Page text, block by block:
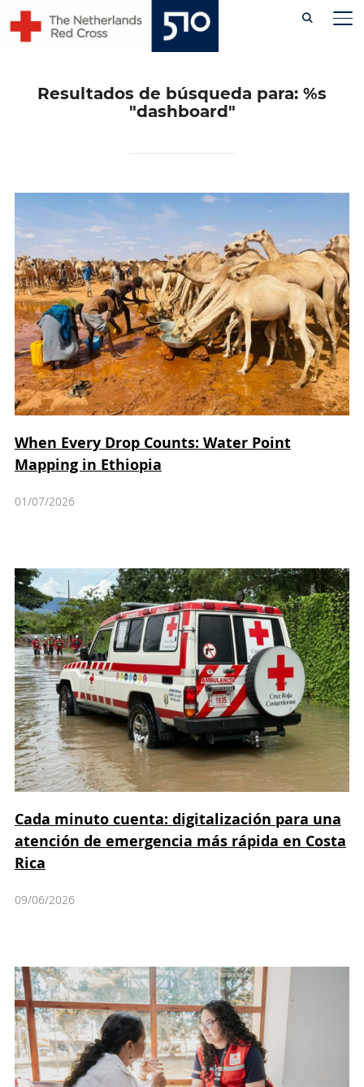
content
Resultados de búsqueda para: %s
"dashboard"
When Every Drop Counts: Water Point
Mapping in Ethiopia
01/07/2026
Cada minuto cuenta: digitalización para una
atención de emergencia más rápida en Costa
Rica
09/06/2026